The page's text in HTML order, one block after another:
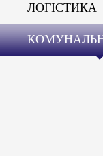
ЛОГІСТИКА